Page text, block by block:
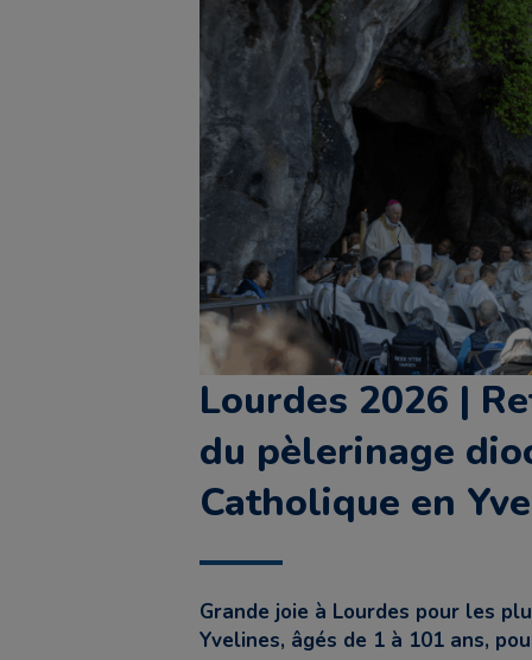
Lourdes 2026 |
du pèlerinage
Catholique en
Grande joie à Lourdes pour les
Yvelines, âgés de 1 à 101 ans,